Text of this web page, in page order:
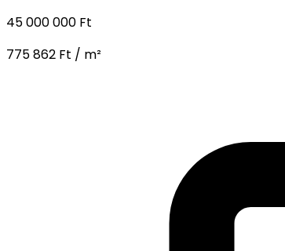
45 000 000 Ft
775 862 Ft / m²